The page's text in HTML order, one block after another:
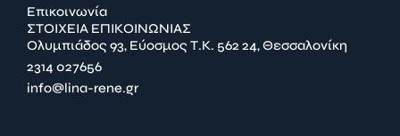
Επικοινωνία
ΣΤΟΙΧΕΙΑ ΕΠΙΚΟΙΝΩΝΙΑΣ
Ολυμπιάδος 93, Εύοσμος Τ.Κ. 562 24, Θεσσαλονίκη
2314 027656
info@lina-rene.gr